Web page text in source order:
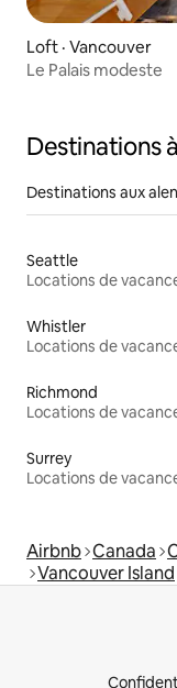
Loft · Vancouver
Le Palais modeste
Destinations
Destinations aux
Seattle
Locations de
Whistler
Locations de
Richmond
Locations de
Surrey
Locations de
Airbnb Canada
Vancouver Island